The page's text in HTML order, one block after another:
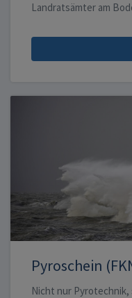
Landratsämter am
Pyroschein
Nicht nur